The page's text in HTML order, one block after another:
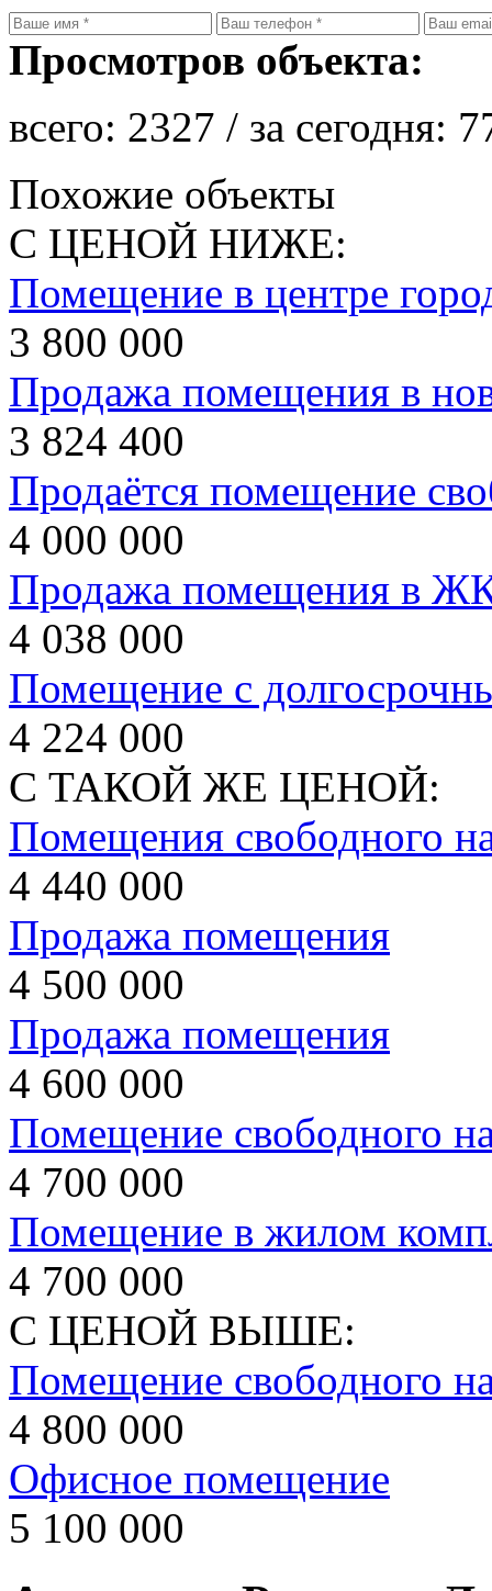
Просмотров объекта:
всего: 2327 / за сегодня:
Похожие объекты
С ЦЕНОЙ НИЖЕ:
Помещение в центре
3 800 000
Продажа помещения в
3 824 400
Продаётся помещение
4 000 000
Продажа помещения в
4 038 000
Помещение с
4 224 000
С ТАКОЙ ЖЕ ЦЕНОЙ:
Помещения свободного
4 440 000
Продажа помещения
4 500 000
Продажа помещения
4 600 000
Помещение свободного
4 700 000
Помещение в жилом
4 700 000
С ЦЕНОЙ ВЫШЕ:
Помещение свободного
4 800 000
Офисное помещение
5 100 000